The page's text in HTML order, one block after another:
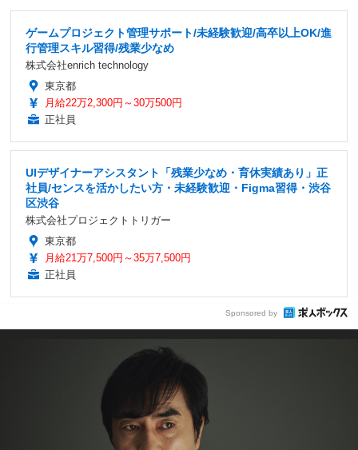
ゲームプロジェクト管理サポート/未経験歓迎/高卒以上OK/進
行管理スキル習得/残業少なめ
株式会社enrich technology
東京都
月給22万2,300円～30万500円
正社員
UIデザイナーアシスタント「残業少なめ・育休実績あり」正
社員/センスを活かしたい方・未経験歓迎・Figma習得・渋谷
区渋谷
株式会社プロジェクトトリガー
東京都
月給21万7,500円～35万7,500円
正社員
Sponsored by